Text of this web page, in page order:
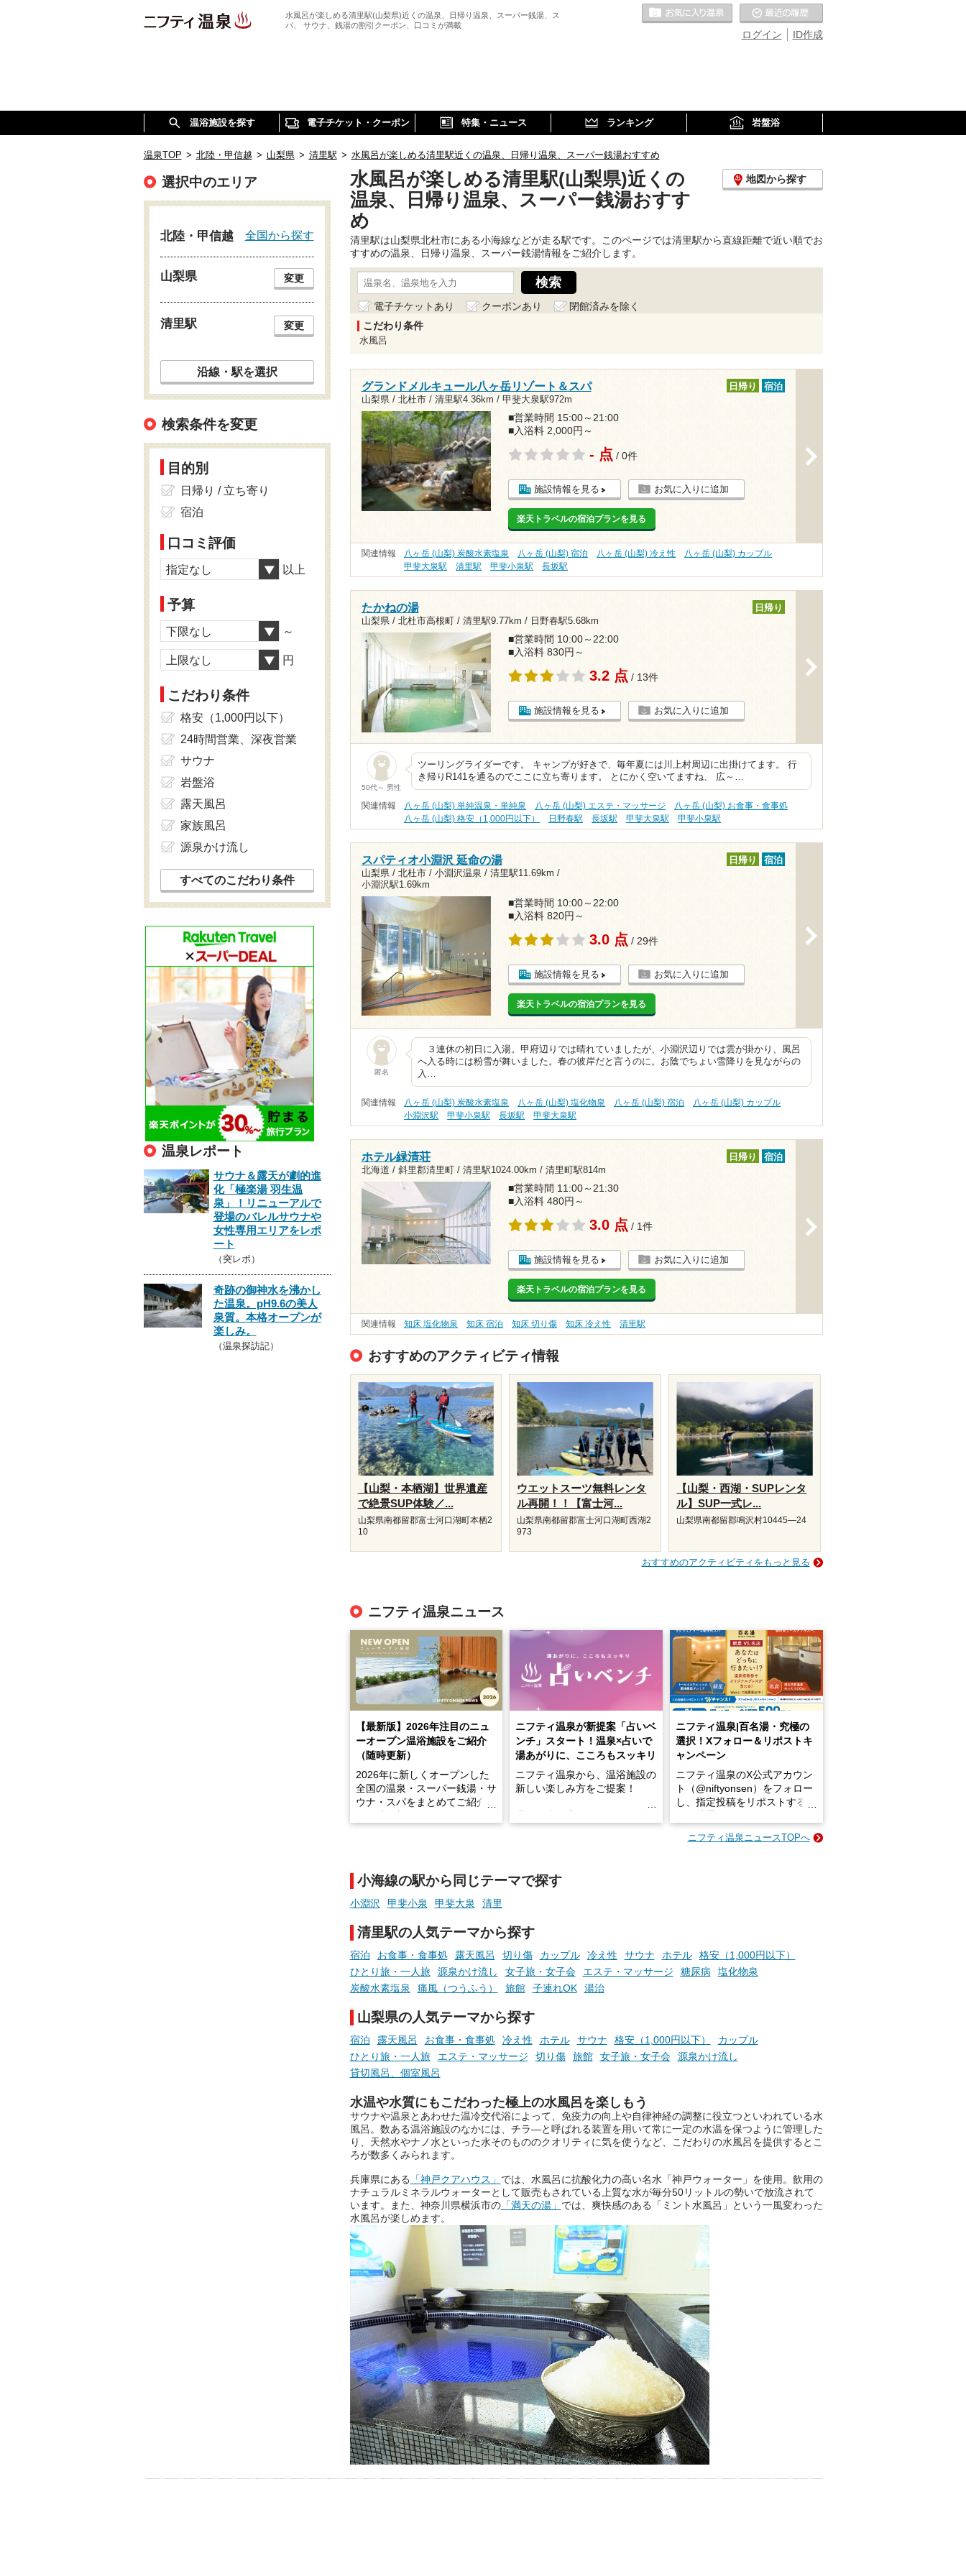
水風呂が楽しめる清里駅(山梨県)近くの温泉、日帰り温泉、スーパー銭湯、ス
パ、 サウナ、銭湯の割引クーポン、口コミが満載
ID作成
ログイン
お気に入りの温泉
温浴施設を探す 電子チケット・クーポン 特集・ニュース ランキング 岩盤浴
温泉TOP > 北陸・甲信越 > 山梨県 > 清里駅 > 水風呂が楽しめる清里駅近くの温泉、日帰り温泉、スーパー銭湯おすすめ
水風呂が楽しめる清里駅(山梨県)近くの
温泉、日帰り温泉、スーパー銭湯おすす
め
地図から探す
清里駅は山梨県北杜市にある小海線などが走る駅です。このページでは清里駅から直線距離で近い順でお
すすめの温泉、日帰り温泉、スーパー銭湯情報をご紹介します。
電子チケットあり クーポンあり
閉館済みを除く
こだわり条件
水風呂
グランドメルキュール八ヶ岳リゾート＆スパ
山梨県 / 北杜市 / 清里駅4.36km / 甲斐大泉駅972m
日帰り 宿泊
■営業時間 15:00～21:00
■入浴料 2,000円～
- 点 / 0件
施設情報を見る お気に入りに追加
楽天トラベルの宿泊プランを見る
関連情報 八ヶ岳 (山梨) 炭酸水素塩泉 八ヶ岳 (山梨) 宿泊 八ヶ岳 (山梨) 冷え性
八ヶ岳 (山梨) カップル
甲斐大泉駅
清里駅 甲斐小泉駅 長坂駅
たかねの湯
山梨県 / 北杜市高根町 / 清里駅9.77km / 日野春駅5.68km
日帰り
■営業時間 10:00～22:00
■入浴料 830円～
3.2 点 / 13件
施設情報を見る お気に入りに追加
50代～ 男性
ツーリングライダーです。 キャンプが好きで、毎年夏には川上村周辺に出掛けてます。 行
き帰りR141を通るのでここに立ち寄ります。 とにかく空いてますね、 広～…
関連情報 八ヶ岳 (山梨) 単純温泉・単純泉 八ヶ岳 (山梨) エステ・マッサージ
八ヶ岳 (山梨) お食事・食事処
八ヶ岳 (山梨) 格安（1,000円以下）
日野春駅 長坂駅 甲斐大泉駅 甲斐小泉駅
スパティオ小淵沢 延命の湯
山梨県 / 北杜市 / 小淵沢温泉 / 清里駅11.69km /
小淵沢駅1.69km
日帰り 宿泊
■営業時間 10:00～22:00
■入浴料 820円～
3.0 点 / 29件
施設情報を見る お気に入りに追加
楽天トラベルの宿泊プランを見る
匿名
３連休の初日に入湯。甲府辺りでは晴れていましたが、小淵沢辺りでは雲が掛かり、風呂
へ入る時には粉雪が舞いました。春の彼岸だと言うのに。お陰でちょい雪降りを見ながらの
入…
関連情報 八ヶ岳 (山梨) 炭酸水素塩泉 八ヶ岳 (山梨) 塩化物泉 八ヶ岳 (山梨) 宿泊
八ヶ岳 (山梨) カップル
小淵沢駅
甲斐小泉駅 長坂駅 甲斐大泉駅
ホテル緑清荘
北海道 / 斜里郡清里町 / 清里駅1024.00km / 清里町駅814m
日帰り 宿泊
■営業時間 11:00～21:30
■入浴料 480円～
3.0 点 / 1件
施設情報を見る お気に入りに追加
楽天トラベルの宿泊プランを見る
関連情報 知床 塩化物泉 知床 宿泊 知床 切り傷 知床 冷え性 清里駅
おすすめのアクティビティ情報
【山梨・本栖湖】世界遺産
で絶景SUP体験／...
山梨県南都留郡富士河口湖町本栖2
10
ウエットスーツ無料レンタ
ル再開！！【富士河...
山梨県南都留郡富士河口湖町西湖2
973
【山梨・西湖・SUPレンタ
ル】SUP一式レ...
山梨県南都留郡鳴沢村10445―24
おすすめのアクティビティをもっと見る
ニフティ温泉ニュース
【最新版】2026年注目のニュ
ーオープン温浴施設をご紹介
（随時更新）
2026年に新しくオープンした
全国の温泉・スーパー銭湯・サ
ウナ・スパをまとめてご紹介！
います。
現地取材記事もあわせて紹介し
ていますので、気になる施設は
ぜひチェックして次のおでかけ
先の参考にしてみてください
ね。
ニフティ温泉が新提案「占いベ
ンチ」スタート！温泉×占いで
湯あがりに、こころもスッキリ
ニフティ温泉から、温浴施設の
新しい楽しみ方をご提案！
手相やタロットなど気軽に楽し
ニフティ温泉|百名湯・究極の
選択！Xフォロー＆リポストキ
ャンペーン
ニフティ温泉のX公式アカウン
ト（@niftyonsen）をフォロー
し、指定投稿をリポストする
GIFT500円分をプレゼントい
ニフティ温泉ニュースTOPへ
小海線の駅から同じテーマで探す
小淵沢 甲斐小泉 甲斐大泉 清里
清里駅の人気テーマから探す
宿泊 お食事・食事処 露天風呂 切り傷 カップル 冷え性 サウナ ホテル
格安（1,000円以下）
ひとり旅・一人旅
源泉かけ流し 女子旅・女子会 エステ・マッサージ 糖尿病
塩化物泉
炭酸水素塩泉
痛風（つうふう） 旅館 子連れOK 湯治
山梨県の人気テーマから探す
宿泊 露天風呂 お食事・食事処 冷え性 ホテル サウナ 格安（1,000円以下）
カップル
ひとり旅・一人旅
エステ・マッサージ 切り傷 旅館 女子旅・女子会
源泉かけ流し
貸切風呂、個室風呂
水温や水質にもこだわった極上の水風呂を楽しもう
サウナや温泉とあわせた温冷交代浴によって、免疫力の向上や自律神経の調整に役立つといわれている水
風呂。数ある温浴施設のなかには、チラ―と呼ばれる装置を用いて常に一定の水温を保つように管理した
り、天然水やナノ水といった水そのもののクオリティに気を使うなど、こだわりの水風呂を提供するとこ
ろが数多くみられます。
兵庫県にある 「神戸クアハウス」 では、水風呂に抗酸化力の高い名水「神戸ウォーター」を使用。飲用の
ナチュラルミネラルウォーターとして販売もされている上質な水が毎分50リットルの勢いで放流されて
います。また、神奈川県横浜市の「満天の湯」 では、爽快感のある「ミント水風呂」という一風変わった
水風呂が楽しめます。
選択中のエリア
北陸・甲信越 全国から探す
山梨県 変更
清里駅 変更
沿線・駅を選択
検索条件を変更
目的別
日帰り / 立ち寄り
宿泊
口コミ評価
指定なし 以上
予算
下限なし ～
上限なし 円
こだわり条件
格安（1,000円以下）
24時間営業、深夜営業
サウナ
岩盤浴
露天風呂
家族風呂
源泉かけ流し
すべてのこだわり条件
温泉レポート
サウナ＆露天が劇的進
化「極楽湯 羽生温
泉」！リニューアルで
登場のバレルサウナや
女性専用エリアをレポ
ート
（突レポ）
奇跡の御神水を沸かし
た温泉。pH9.6の美人
泉質。本格オープンが
楽しみ。
（温泉探訪記）